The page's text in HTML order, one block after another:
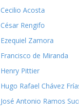
Cecilio Acosta
César Rengifo
Ezequiel Zamora
Francisco de Miranda
Henry Pittier
Hugo Rafael Chávez
José Antonio Ramos